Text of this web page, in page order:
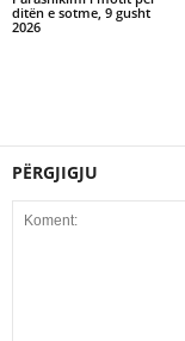
ditën e sotme, 9 gusht
2026
PËRGJIGJU